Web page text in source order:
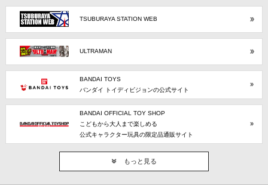
TSUBURAYA STATION WEB
ULTRAMAN
BANDAI TOYS
バンダイ トイディビジョンの公式サイト
BANDAI OFFICIAL TOY SHOP
こどもから大人まで楽しめる
公式キャラクター玩具の限定品通販サイト
もっと見る